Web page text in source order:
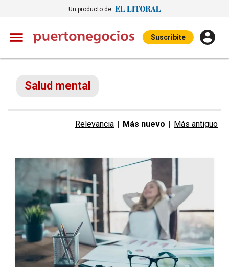
Un producto de:
Suscribite
Salud mental
Relevancia | Más nuevo | Más antiguo